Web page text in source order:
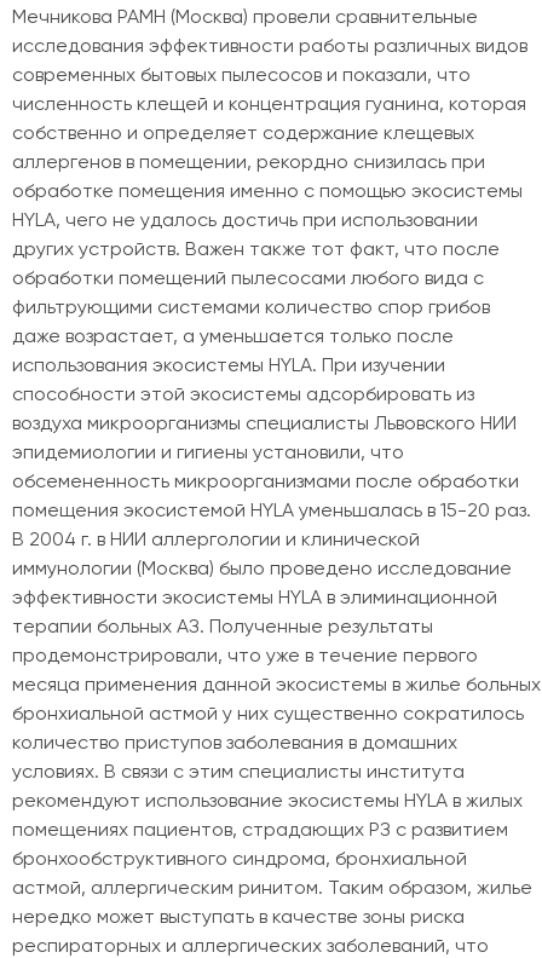
Мечникова РАМН (Москва) провели сравнительные
исследования эффективности работы различных видов
современных бытовых пылесосов и показали, что
численность клещей и концентрация гуанина, которая
собственно и определяет содержание клещевых
аллергенов в помещении, рекордно снизилась при
обработке помещения именно с помощью экосистемы
HYLA, чего не удалось достичь при использовании
других устройств. Важен также тот факт, что после
обработки помещений пылесосами любого вида с
фильтрующими системами количество спор грибов
даже возрастает, а уменьшается только после
использования экосистемы HYLA. При изучении
способности этой экосистемы адсорбировать из
воздуха микроорганизмы специалисты Львовского НИИ
эпидемиологии и гигиены установили, что
обсемененность микроорганизмами после обработки
помещения экосистемой HYLA уменьшалась в 15-20 раз.
В 2004 г. в НИИ аллергологии и клинической
иммунологии (Москва) было проведено исследование
эффективности экосистемы HYLA в элиминационной
терапии больных АЗ. Полученные результаты
продемонстрировали, что уже в течение первого
месяца применения данной экосистемы в жилье больных
бронхиальной астмой у них существенно сократилось
количество приступов заболевания в домашних
условиях. В связи с этим специалисты института
рекомендуют использование экосистемы HYLA в жилых
помещениях пациентов, страдающих РЗ с развитием
бронхообструктивного синдрома, бронхиальной
астмой, аллергическим ринитом. Таким образом, жилье
нередко может выступать в качестве зоны риска
респираторных и аллергических заболеваний, что